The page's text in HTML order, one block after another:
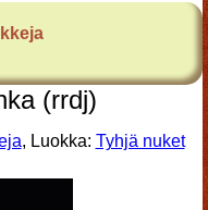
(rrdj)
, Luokka: Tyhjä nuket